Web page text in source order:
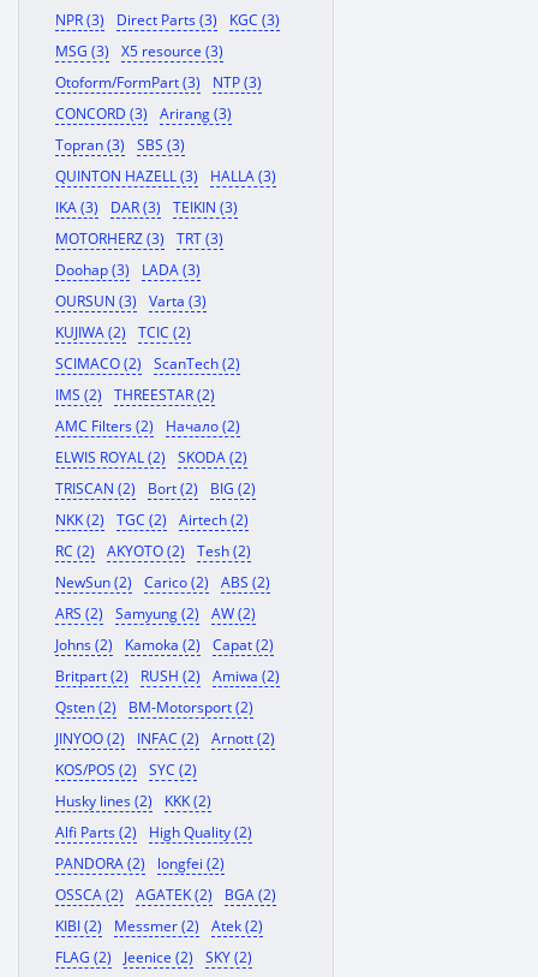
NPR (3)
Direct Parts (3)
KGC (3)
MSG (3)
X5 resource (3)
Otoform/FormPart (3)
NTP (3)
CONCORD (3)
Arirang (3)
Topran (3)
SBS (3)
QUINTON HAZELL (3)
HALLA (3)
IKA (3)
DAR (3)
TEIKIN (3)
MOTORHERZ (3)
TRT (3)
Doohap (3)
LADA (3)
OURSUN (3)
Varta (3)
KUJIWA (2)
TCIC (2)
SCIMACO (2)
ScanTech (2)
IMS (2)
THREESTAR (2)
AMC Filters (2)
Начало (2)
ELWIS ROYAL (2)
SKODA (2)
TRISCAN (2)
Bort (2)
BIG (2)
NKK (2)
TGC (2)
Airtech (2)
RC (2)
AKYOTO (2)
Tesh (2)
NewSun (2)
Carico (2)
ABS (2)
ARS (2)
Samyung (2)
AW (2)
Johns (2)
Kamoka (2)
Capat (2)
Britpart (2)
RUSH (2)
Amiwa (2)
Qsten (2)
BM-Motorsport (2)
JINYOO (2)
INFAC (2)
Arnott (2)
KOS/POS (2)
SYC (2)
Husky lines (2)
KKK (2)
Alfi Parts (2)
High Quality (2)
PANDORA (2)
longfei (2)
OSSCA (2)
AGATEK (2)
BGA (2)
KIBI (2)
Messmer (2)
Atek (2)
FLAG (2)
Jeenice (2)
SKY (2)